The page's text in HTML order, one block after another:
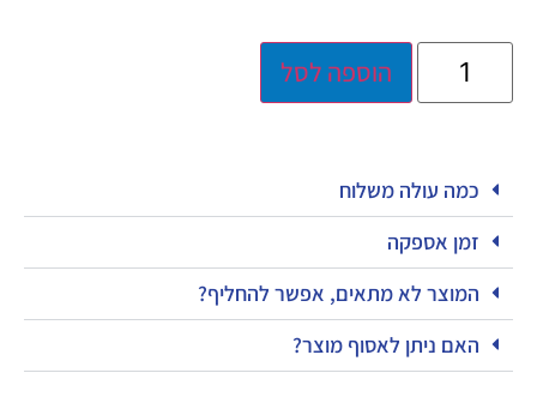
הוספה לסל
כמה עולה משלוח
זמן אספקה
המוצר לא מתאים, אפשר להחליף?
האם ניתן לאסוף מוצר?